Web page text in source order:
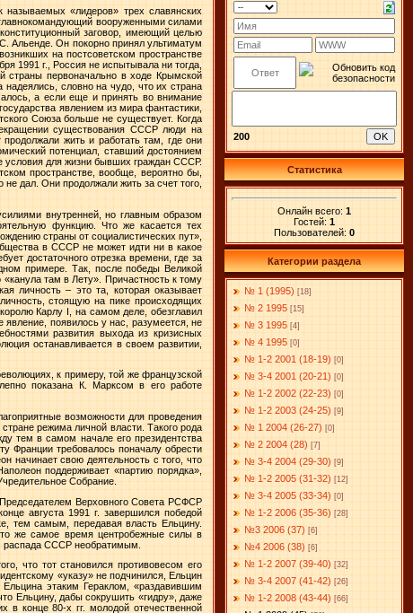
называемых «лидеров» трех славянских
вооруженными силами
заговор, имеющий целью
Альенде. Он покорно принял ультиматум
на постсоветском пространстве
1991 г., Россия не испытывала ни тогда,
страны первоначально в ходе Крымской
словно на чудо, что их страна
а если еще и принять во внимание
явлением из мира фантастики,
Союза больше не существует. Когда
существования СССР люди на
жить и работать там, где они
потенциал, ставший достоянием
условия для жизни бывших граждан СССР.
пространстве, вообще, вероятно бы,
дал. Они продолжали жить за счет того,
внутренней, но главным образом
функцию. Что же касается тех
страны от социалистических пут»,
в СССР не может идти ни в какое
достаточного отрезка времени, где за
примере. Так, после победы Великой
там в Лету». Причастность к тому
личность – это та, которая оказывает
стоящую на пике происходящих
Карлу I, на самом деле, обезглавил
появилось у нас, разумеется, не
развития выхода из кризисных
останавливается в своем развитии,
к примеру, той же французской
показана К. Марксом в его работе
возможности для проведения
режима личной власти. Такого рода
тем в самом начале его президентства
Франции требовалось поначалу обрести
начинает свою деятельность с того, что
поддерживает «партию порядка»,
Собрание.
Председателем Верховного Совета РСФСР
августа 1991 г. завершился победой
тем самым, передавая власть Ельцину.
же самое время центробежные силы в
распада СССР необратимым.
что тот становился противовесом его
«указу» не подчинился, Ельцин
Ельцина этаким Гераклом, «раздавившим
Ельцину, дабы сокрушить «гидру», даже
в конце 80-х гг. молодой отечественной
200
Статистика
Онлайн всего: 1
Гостей: 1
Пользователей: 0
Категории раздела
№ 1 (1995) [18]
№ 2 1995 [15]
№ 3 1995 [4]
№ 4 1995 [0]
№ 1-2 2001 (18-19) [0]
№ 3-4 2001 (20-21) [0]
№ 1-2 2002 (22-23) [0]
№ 1-2 2003 (24-25) [9]
№ 1 2004 (26-27) [0]
№ 2 2004 (28) [7]
№ 3-4 2004 (29-30) [9]
№ 1-2 2005 (31-32) [12]
№ 3-4 2005 (33-34) [0]
№ 1-2 2006 (35-36) [28]
№3 2006 (37) [6]
№4 2006 (38) [6]
№ 1-2 2007 (39-40) [32]
№ 3-4 2007 (41-42) [26]
№ 1-2 2008 (43-44) [66]